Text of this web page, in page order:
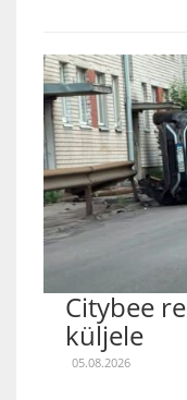
Citybee
küljele
05.08.2026